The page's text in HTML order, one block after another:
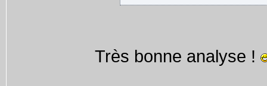
Très bonne analyse !